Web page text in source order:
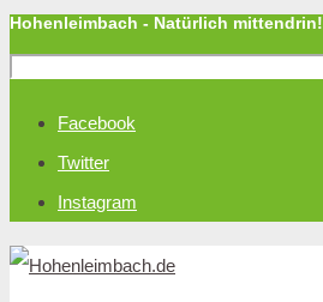
Hohenleimbach - Natürlich mittendrin!
Facebook
Twitter
Instagram